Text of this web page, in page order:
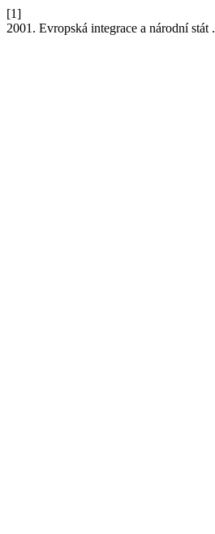
[1]
2001. Evropská integrace a národní stát .